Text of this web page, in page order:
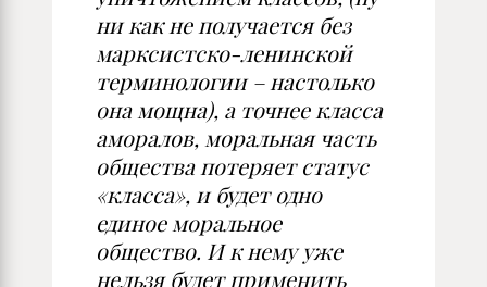
ни как не получается без
марксистско-ленинской
терминологии – настолько
она мощна), а точнее класса
аморалов, моральная часть
общества потеряет статус
«класса», и будет одно
единое моральное
общество. И к нему уже
нельзя будет применить